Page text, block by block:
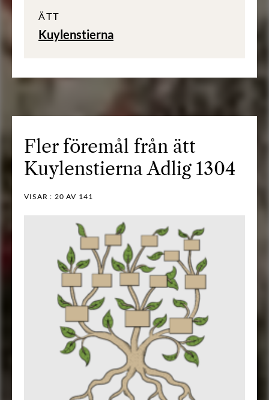
ÄTT
Kuylenstierna
Fler föremål från ätt
Kuylenstierna Adlig 1304
VISAR : 20 AV 141